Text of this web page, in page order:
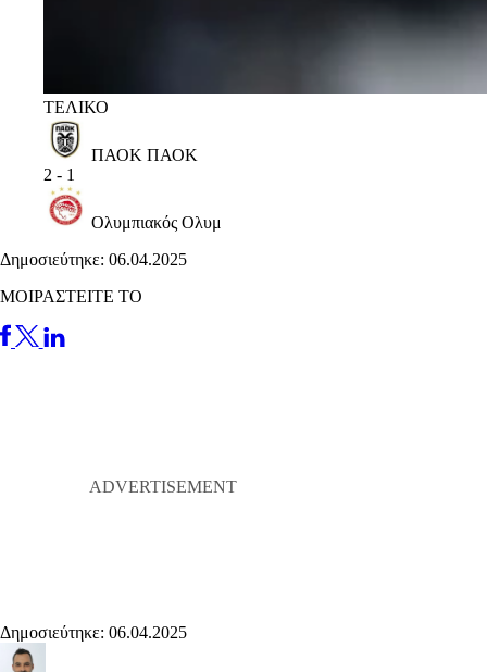
ΤΕΛΙΚΟ
ΠΑΟΚ ΠΑΟΚ
2 - 1
Ολυμπιακός Ολυμ
Δημοσιεύτηκε: 06.04.2025
ΜΟΙΡΑΣΤΕΙΤΕ ΤΟ
Δημοσιεύτηκε: 06.04.2025